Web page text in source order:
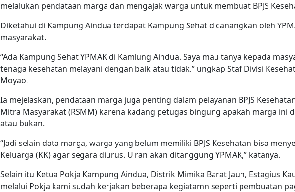
melalukan pendataan marga dan mengajak warga untuk membuat BPJS
Diketahui di Kampung Aindua terdapat Kampung Sehat dicanangkan oleh
masyarakat.
“Ada Kampung Sehat YPMAK di Kamlung Aindua. Saya mau tanya kepada
tenaga kesehatan melayani dengan baik atau tidak,” ungkap Staf Divisi
Moyao.
Ia mejelaskan, pendataan marga juga penting dalam pelayanan BPJS
Mitra Masyarakat (RSMM) karena kadang petugas bingung apakah marga ini
atau bukan.
“Jadi selain data marga, warga yang belum memiliki BPJS Kesehatan bisa
Keluarga (KK) agar segara diurus. Uiran akan ditanggung YPMAK,” katanya.
Selain itu Ketua Pokja Kampung Aindua, Distrik Mimika Barat Jauh, Estagius
melalui Pokja kami sudah kerjakan beberapa kegiatamn seperti pembuatan